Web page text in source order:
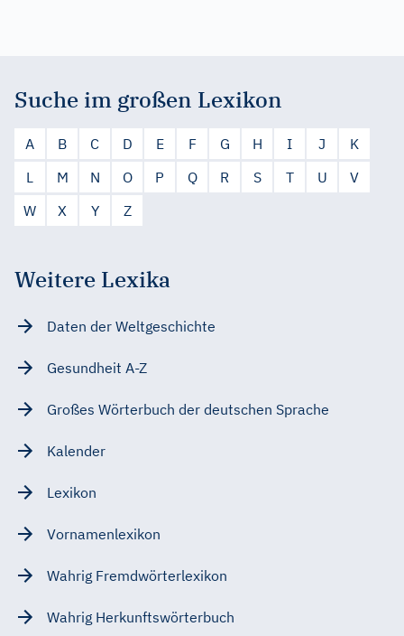
Suche im großen Lexikon
A B C D E F G H I J
K
L
M N O P Q R S T U
V
W
X Y Z
Weitere Lexika
Daten der Weltgeschichte
Gesundheit A-Z
Großes Wörterbuch der deutschen Sprache
Kalender
Lexikon
Vornamenlexikon
Wahrig Fremdwörterlexikon
Wahrig Herkunftswörterbuch